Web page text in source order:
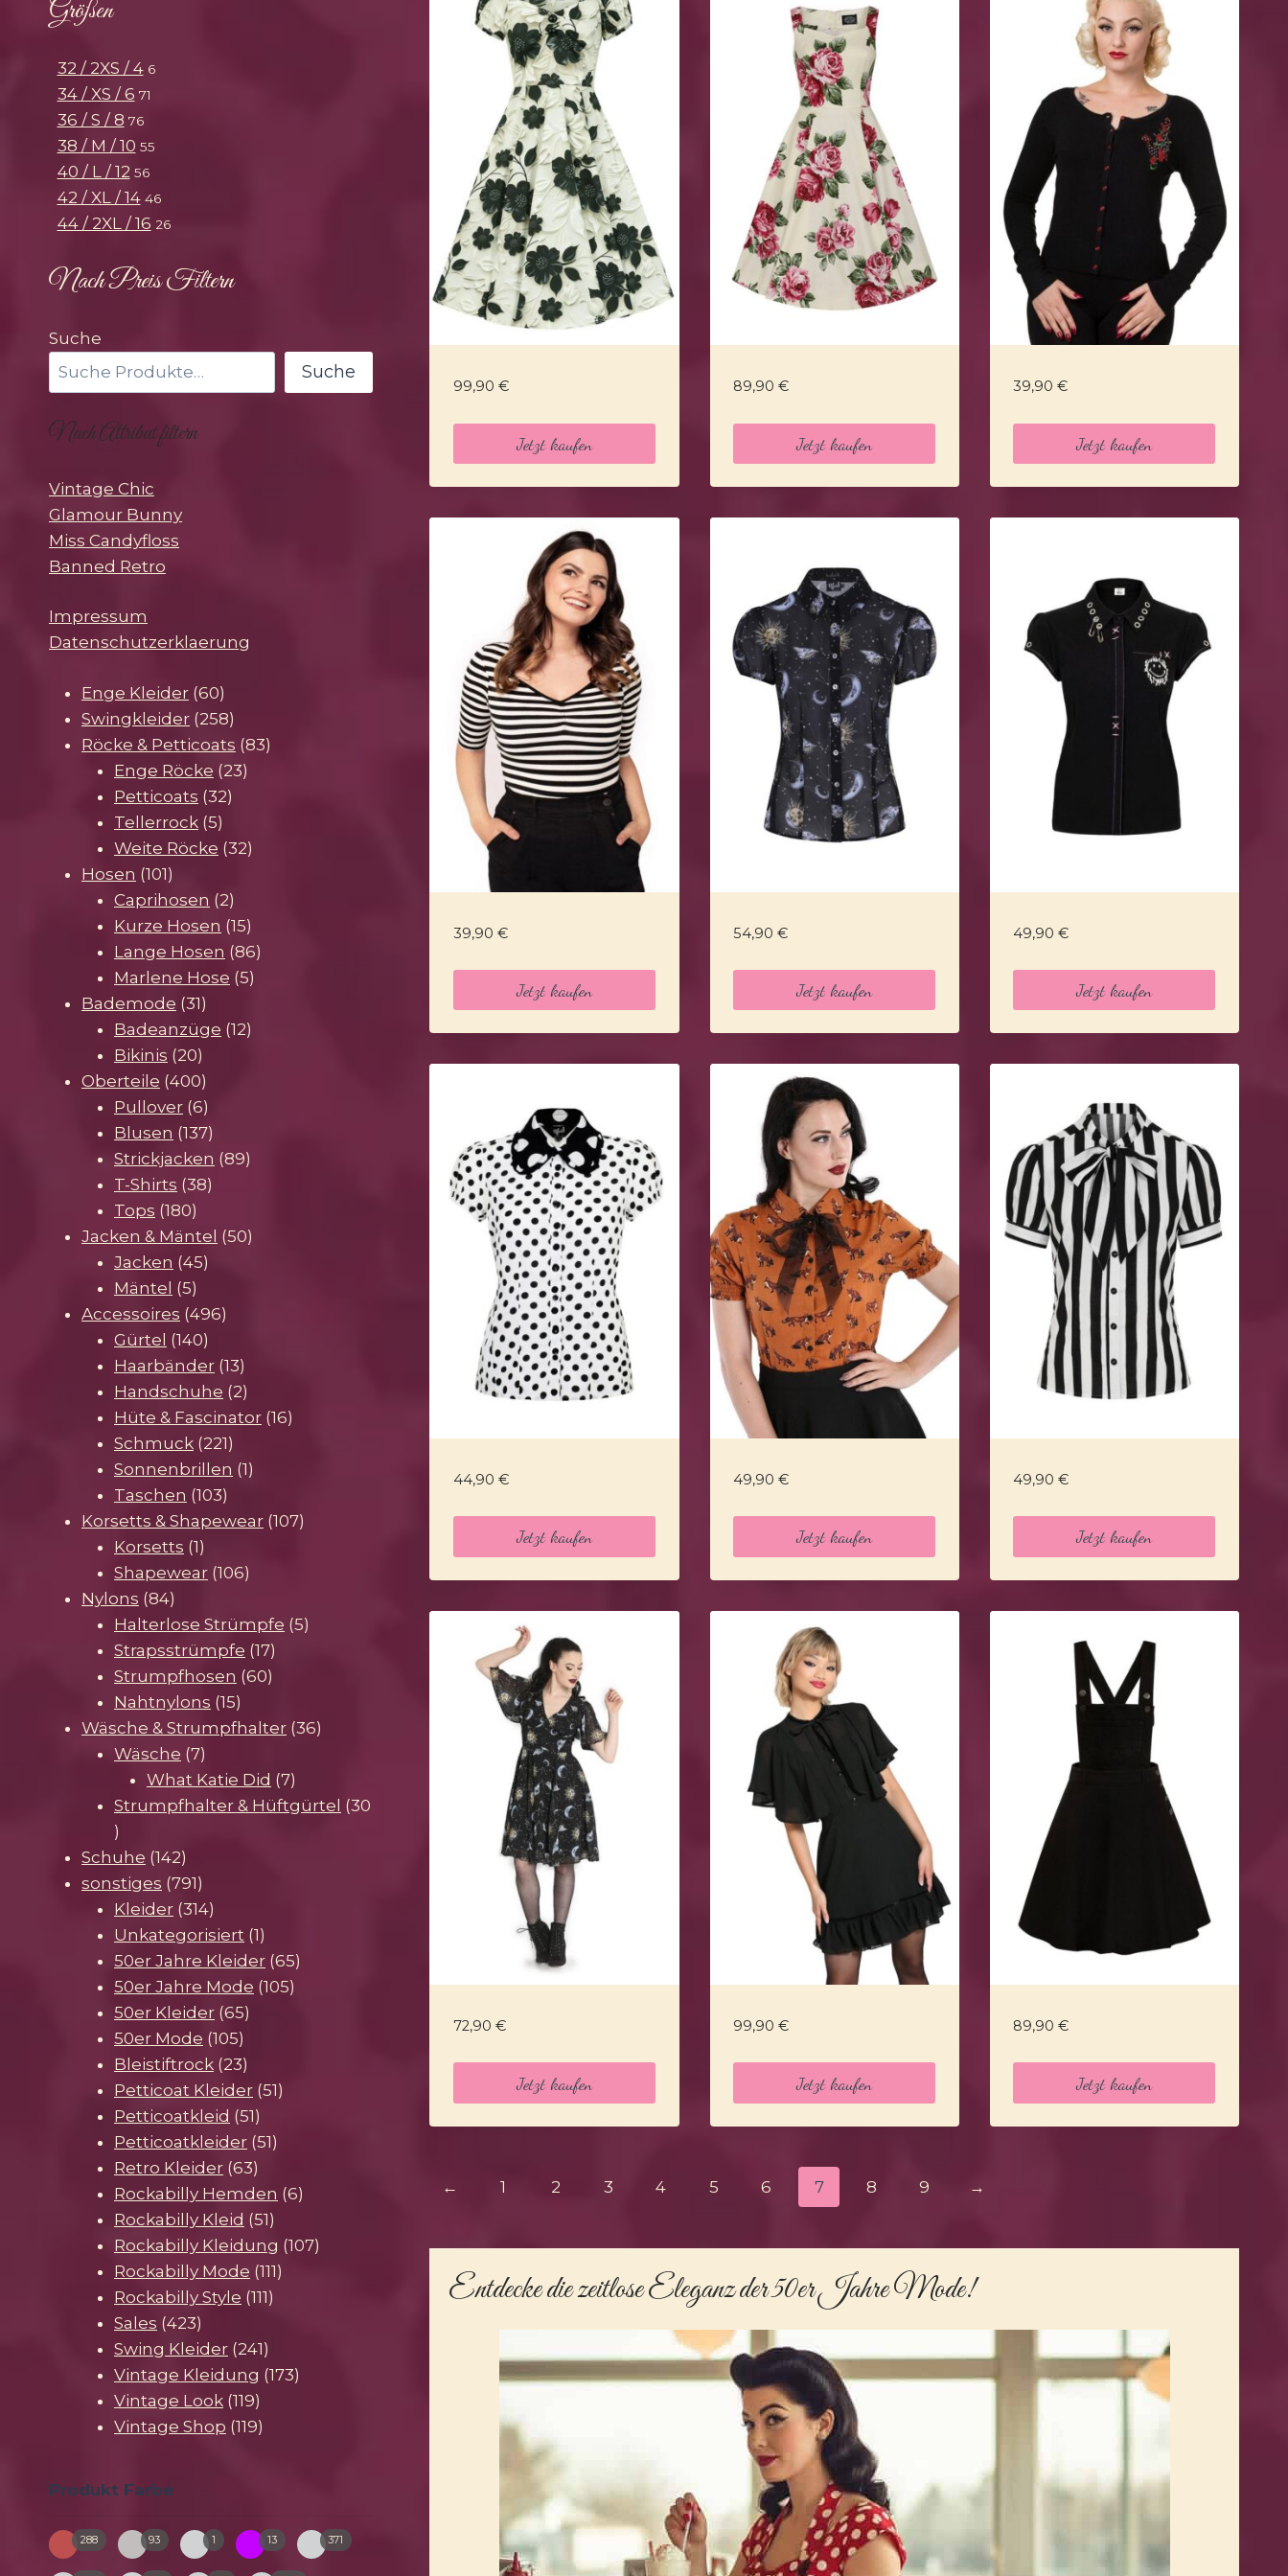
99,90 €
Jetzt kaufen
89,90€
Jetzt kaufen
39,90€
Jetzt kaufen
39,90 €
Jetzt kaufen
54,90€
Jetzt kaufen
49,90€
Jetzt kaufen
44,90 €
Jetzt kaufen
49,90€
Jetzt kaufen
49,90€
Jetzt kaufen
72,90 €
Jetzt kaufen
99,90€
Jetzt kaufen
89,90€
Jetzt kaufen
← 1 2 3 4 5 6 7 8 9 →
Entdecke die zeitlose Eleganz der50er Jahre Mode!
Größen
32 / 2XS / 4 6
34 / XS / 6 71
36 / S / 8 76
38 / M / 10 55
40 / L / 12 56
42 / XL / 14 46
44 / 2XL / 16 26
Nach Preis Filtern
Suche
Suche
Nach Attribut filtern
Vintage Chic
Glamour Bunny
Miss Candyfloss
Banned Retro
Impressum
Datenschutzerklaerung
Enge Kleider 6060
Produkte
Swingkleider 258258
Produkte
Röcke & Petticoats 8383
Enge Röcke 2323
Petticoats 3232
Tellerrock 55
Produkte
Weite Röcke 3232
Hosen 101101
Produkte
Caprihosen 22
Produkte
Kurze Hosen 1515
Produkte
Lange Hosen 8686
Marlene Hose 55
Bademode 3131
Produkte
Badeanzüge 1212
Bikinis 2020
Produkte
Oberteile 400400
Produkte
Pullover 66
Produkte
Blusen 137137
Produkte
Strickjacken 8989
T-Shirts 3838
Tops 180180
Produkte
Jacken & Mäntel 5050
Jacken 4545
Mäntel 55
Produkte
Accessoires 496496
Gürtel 140140
Produkte
Haarbänder 1313
Produkte
Handschuhe 22
Produkte
Hüte & Fascinator 1616
Schmuck 221221
Produkte
Sonnenbrillen 11
Taschen 103103
Produkte
Korsetts & Shapewear 107107
Korsetts 11
Produkt
Shapewear 106106
Nylons 8484
Produkte
Halterlose Strümpfe 55
Strapsstrümpfe 1717
Produkte
Strumpfhosen 6060
Nahtnylons 1515
Produkte
Wäsche & Strumpfhalter 3636
Wäsche 77
Produkte
What Katie Did 77
Produkte
Strumpfhalter & Hüftgürtel 30
30
Produkte
Schuhe 142142
Produkte
sonstiges 791791
Produkte
Kleider 314314
Produkte
Unkategorisiert 11
Produkt
50er Jahre Kleider 6565
50er Jahre Mode 105105
50er Kleider 6565
50er Mode 105105
Produkte
Bleistiftrock 2323
Produkte
Petticoat Kleider 5151
Petticoatkleid 5151
Produkte
Petticoatkleider 5151
Retro Kleider 6363
Produkte
Rockabilly Hemden 66
Rockabilly Kleid 5151
Produkte
Rockabilly Kleidung 107107
Rockabilly Mode 111111
Rockabilly Style 111111
Sales 423423
Produkte
Swing Kleider 241241
Produkte
Vintage Kleidung 173173
Vintage Look 119119
Produkte
Vintage Shop 119119
Produkt Farbe
bunt
288 creme
93
gruen-
2-
1 pink
13 schwarz
371